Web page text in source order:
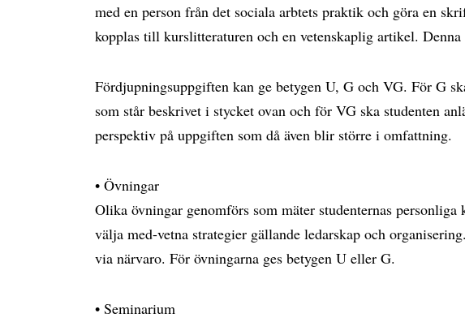
med en person från det sociala arbtets praktik och göra en
kopplas till kurslitteraturen och en vetenskaplig artikel.
Fördjupningsuppgiften kan ge betygen U, G och VG. För G
som står beskrivet i stycket ovan och för VG ska studenten
perspektiv på uppgiften som då även blir större i omfattning.
• Övningar
Olika övningar genomförs som mäter studenternas personliga
välja med-vetna strategier gällande ledarskap och
via närvaro. För övningarna ges betygen U eller G.
• Seminarium